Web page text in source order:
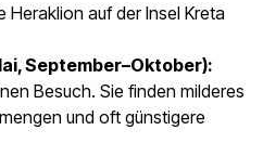
Heraklion auf der Insel Kreta
September–Oktober):
Besuch. Sie finden milderes
und oft günstigere